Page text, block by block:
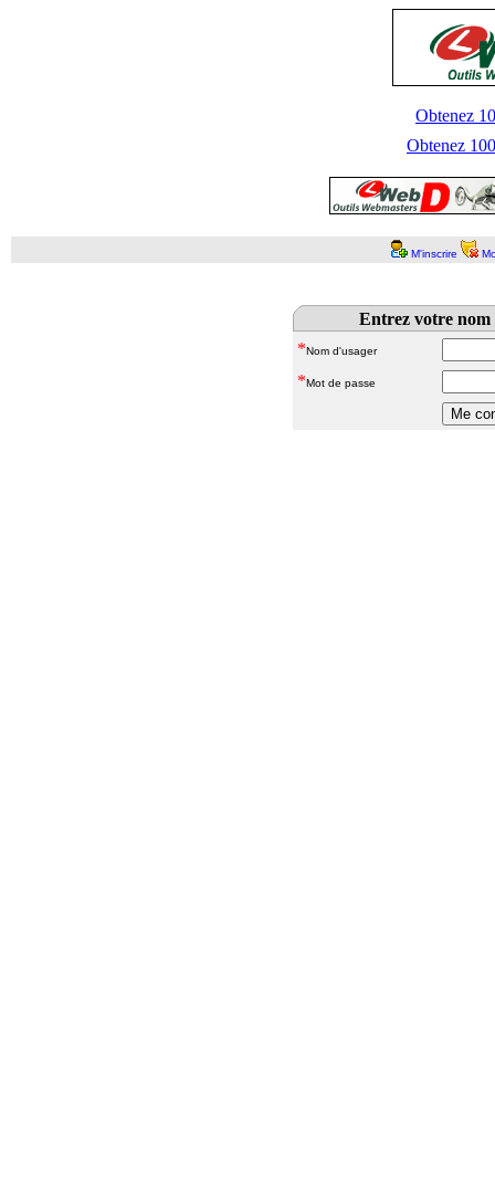
Obtenez
Obtenez
M'inscrire
Entrez votre nom
*Nom d'usager
*Mot de passe